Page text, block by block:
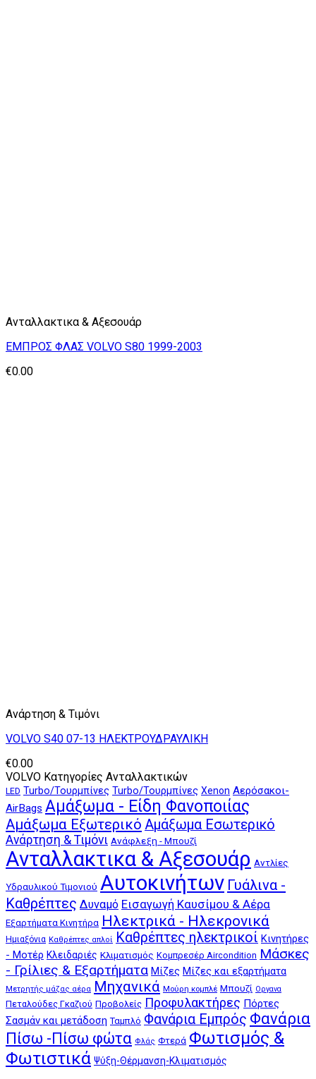
Ανταλλακτικα & Αξεσουάρ
ΕΜΠΡΟΣ ΦΛΑΣ VOLVO S80 1999-2003
€0.00
Ανάρτηση & Τιμόνι
VOLVO S40 07-13 ΗΛΕΚΤΡΟΥΔΡΑΥΛΙΚΗ
€0.00
VOLVO Κατηγορίες Ανταλλακτικών
LED Turbo/Τουρμπίνες Turbo/Τουρμπίνες Xenon Αερόσακοι-
AirBags Αμάξωμα - Είδη Φανοποιίας
Αμάξωμα Εξωτερικό Αμάξωμα Εσωτερικό
Ανάρτηση & Τιμόνι Ανάφλεξη - Μπουζί
Ανταλλακτικα & Αξεσουάρ Αντλίες
Υδραυλικού Τιμονιού Αυτοκινήτων Γυάλινα -
Καθρέπτες Δυναμό Εισαγωγή Καυσίμου & Αέρα
Εξαρτήματα Κινητήρα Ηλεκτρικά - Ηλεκρονικά
Ημιαξόνια Καθρέπτες απλοί Καθρέπτες ηλεκτρικοί Κινητήρες
- Μοτέρ Κλειδαριές Κλιματισμός Κομπρεσέρ Aircondition Μάσκες
- Γρίλιες & Εξαρτήματα Μίζες Μίζες και εξαρτήματα
Μετρητής μάζας αέρα Μηχανικά Μούρη κομπλέ Μπουζί Οργανα
Πεταλούδες Γκαζιού Προβολείς Προφυλακτήρες Πόρτες
Σασμάν και μετάδοση Ταμπλό Φανάρια Εμπρός Φανάρια
Πίσω -Πίσω φώτα Φλάς Φτερά Φωτισμός &
Φωτιστικά Ψύξη-Θέρμανση-Κλιματισμός